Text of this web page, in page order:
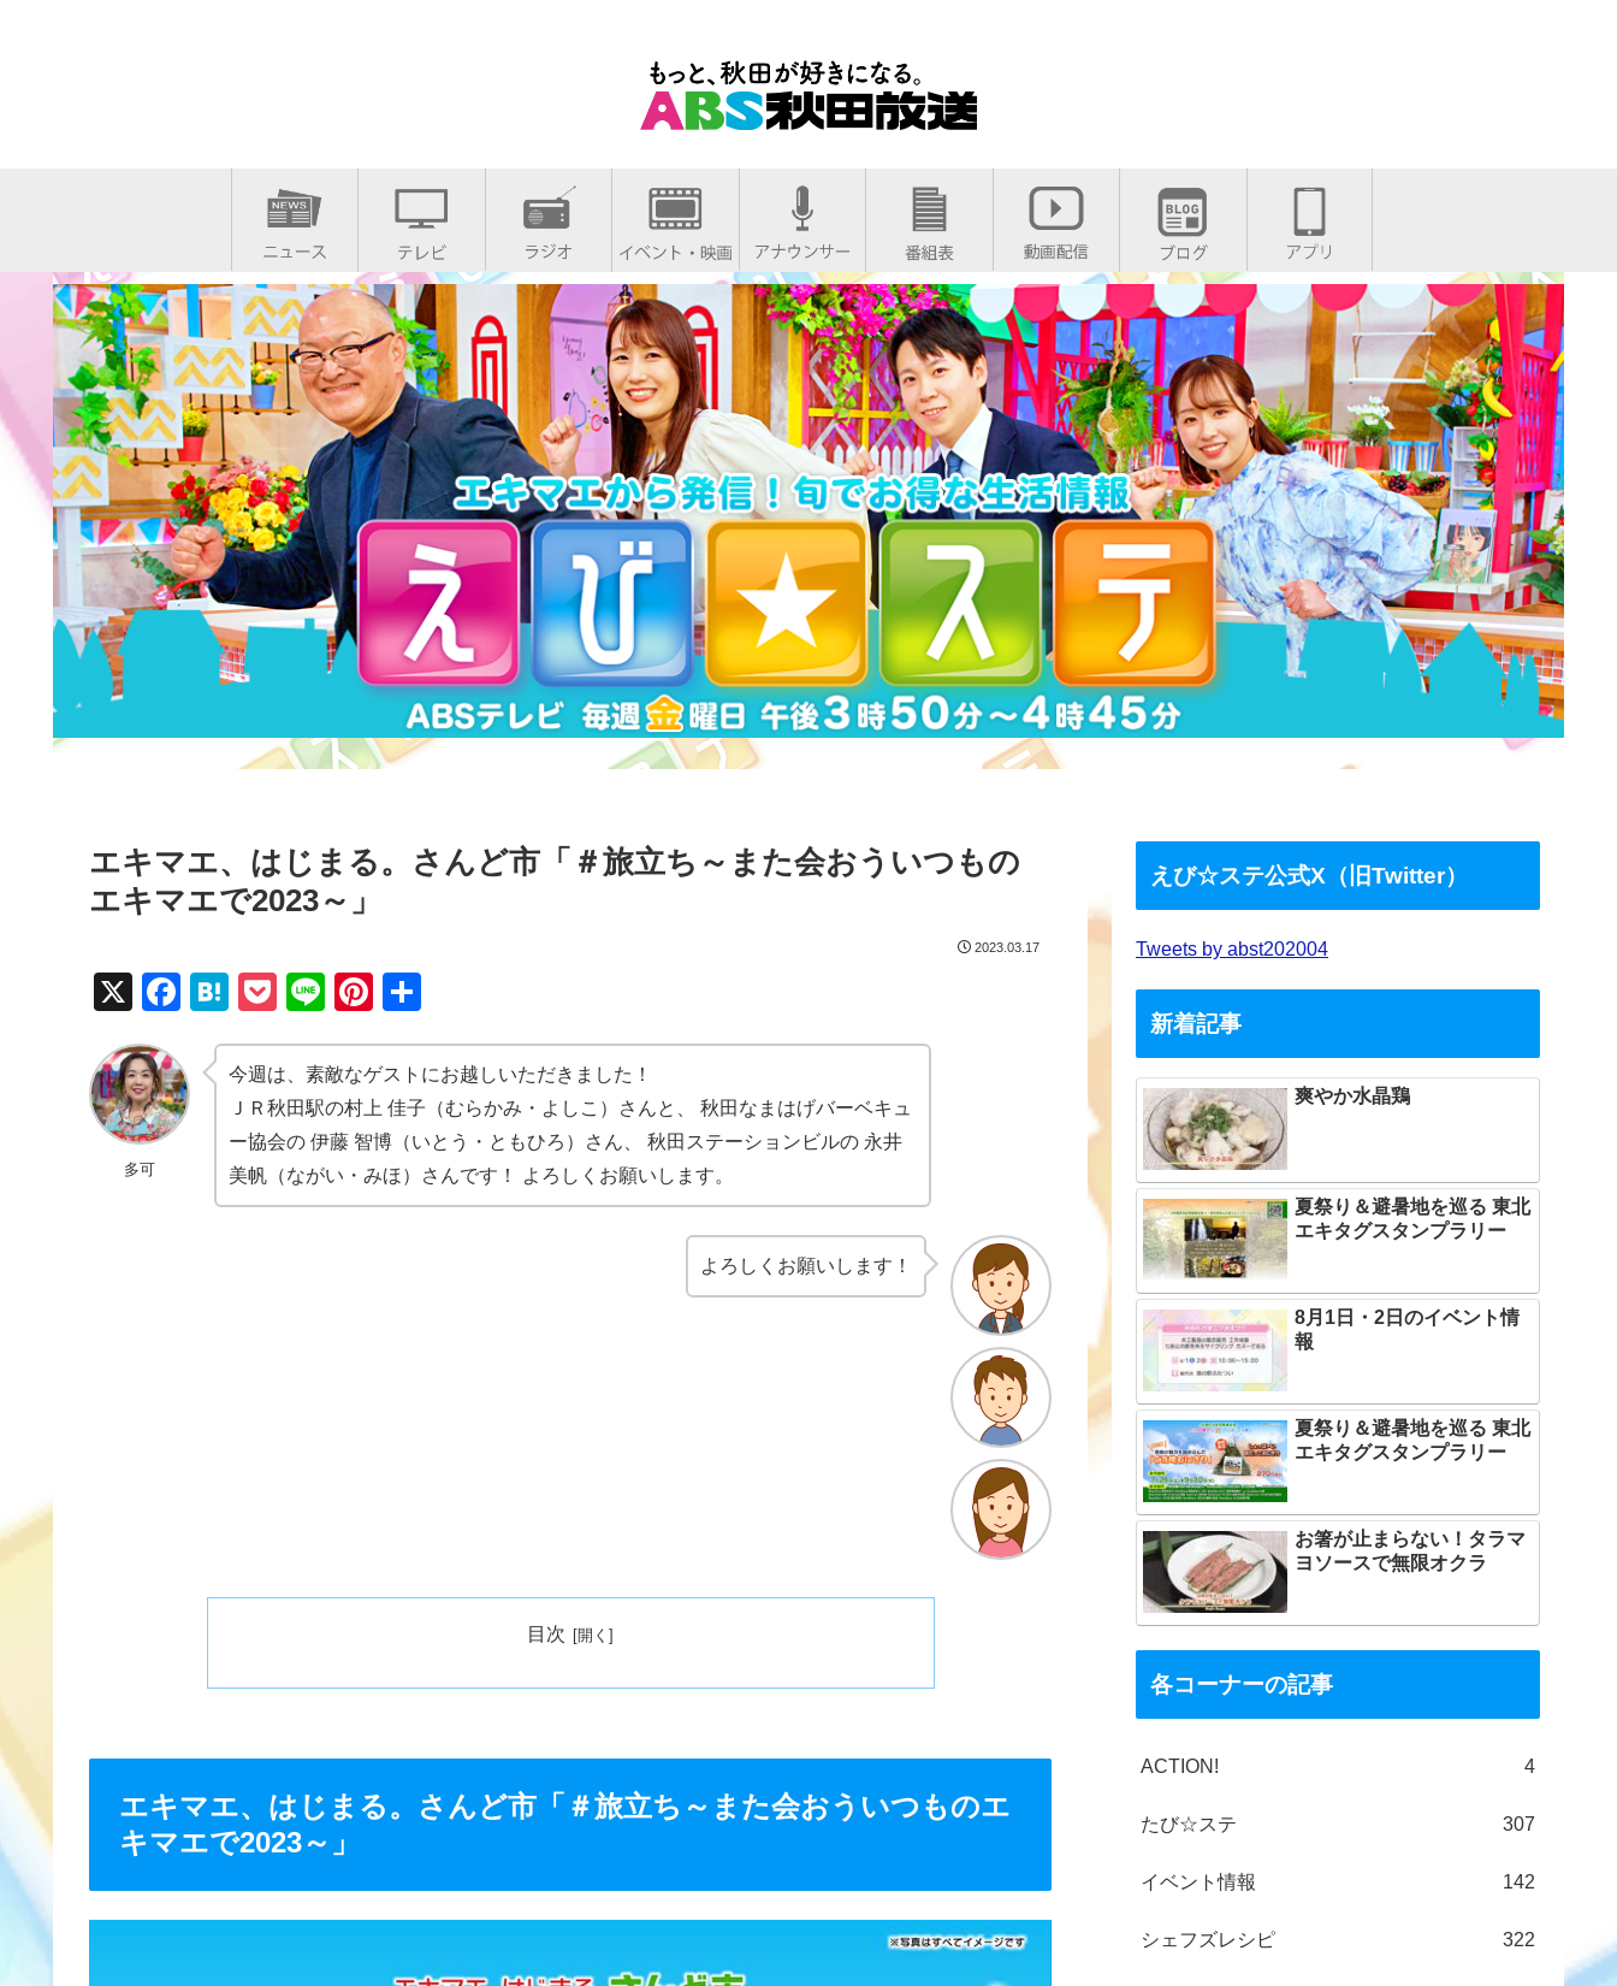
エキマエ、はじまる。さんど市「＃旅立ち～また会おういつもの
エキマエで2023～」
2023.03.17
X
F
c
e
H
e
n
a
P
ck
et
Li
e
Pi
er
e
st
多可
今週は、素敵なゲストにお越しいただきました！
ＪＲ秋田駅の村上 佳子（むらかみ・よしこ）さんと、 秋田なまはげバーベキュ
ー協会の 伊藤 智博（いとう・ともひろ）さん、 秋田ステーションビルの 永井
美帆（ながい・みほ）さんです！ よろしくお願いします。
よろしくお願いします！
目次
エキマエ、はじまる。さんど市「＃旅立ち～また会おういつものエ
キマエで2023～」
えび☆ステ公式X（旧Twitter）
Tweets by abst202004
新着記事
爽やか水晶鶏
夏祭り＆避暑地を巡る 東北
エキタグスタンプラリー
8月1日・2日のイベント情
報
夏祭り＆避暑地を巡る 東北
エキタグスタンプラリー
お箸が止まらない！タラマ
ヨソースで無限オクラ
各コーナーの記事
ACTION! 4
たび☆ステ 307
イベント情報 142
シェフズレシピ 322